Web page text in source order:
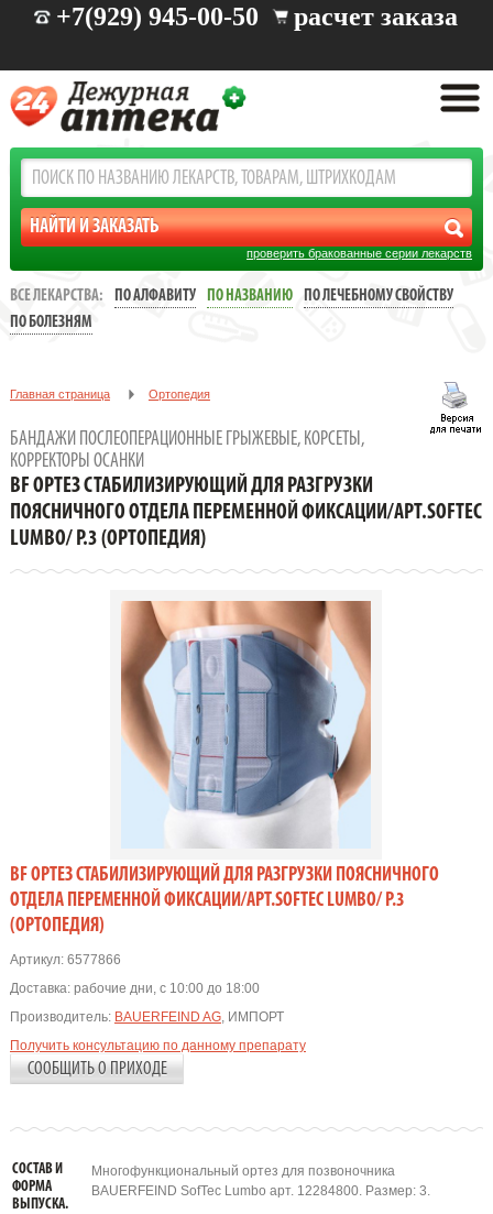
+7(929) 945-00-50 расчет заказа
проверить бракованные серии лекарств
ВСЕ ЛЕКАРСТВА: ПО АЛФАВИТУ ПО НАЗВАНИЮ
ПО ЛЕЧЕБНОМУ СВОЙСТВУ
ПО БОЛЕЗНЯМ
Главная страница Ортопедия
осанки
BF ОРТЕЗ СТАБИЛИЗИРУЮЩИЙ ДЛЯ РАЗГРУЗКИ
ПОЯСНИЧНОГО ОТДЕЛА ПЕРЕМЕННОЙ ФИКСАЦИИ/
АРТ.SOFTEC LUMBO/ Р.3 (Ортопедия)
БАНДАЖИ ПОСЛЕОПЕРАЦИОННЫЕ ГРЫЖЕВЫЕ, КОРСЕТЫ,
КОРРЕКТОРЫ ОСАНКИ
BF ОРТЕЗ СТАБИЛИЗИРУЮЩИЙ ДЛЯ РАЗГРУЗКИ
ПОЯСНИЧНОГО ОТДЕЛА ПЕРЕМЕННОЙ ФИКСАЦИИ/АРТ.SOFTEC
LUMBO/ Р.3 (ОРТОПЕДИЯ)
BF ОРТЕЗ СТАБИЛИЗИРУЮЩИЙ ДЛЯ РАЗГРУЗКИ ПОЯСНИЧНОГО
ОТДЕЛА ПЕРЕМЕННОЙ ФИКСАЦИИ/АРТ.SOFTEC LUMBO/ Р.3
(ОРТОПЕДИЯ)
Артикул:6577866
Доставка: рабочие дни, с 10:00 до 18:00
Производитель: BAUERFEIND AG, ИМПОРТ
Получить консультацию по данному препарату
СООБЩИТЬ О ПРИХОДЕ
СОСТАВ И
ФОРМА
ВЫПУСКА.
Многофункциональный ортез для позвоночника
BAUERFEIND SofTec Lumbo арт. 12284800. Размер: 3.